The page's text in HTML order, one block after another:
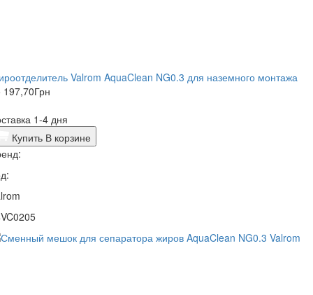
Valrom AquaClean NG0.3 для наземного монтажа
197,70Грн
1-4 дня
Купить В корзине